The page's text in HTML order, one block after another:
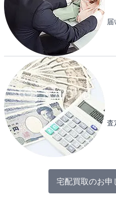
査
宅配買取のお申